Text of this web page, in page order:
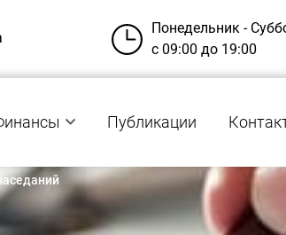
Понедельник -
с 09:00 до 19:00
Публикации